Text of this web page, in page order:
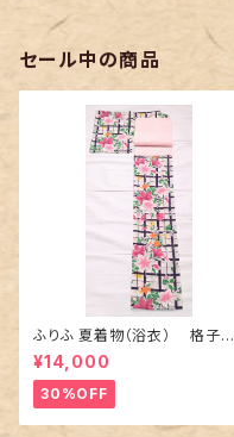
セール中の商品
ふりふ 夏着物（浴衣） 格子に
百合や秋草花
¥14,000
30%OFF